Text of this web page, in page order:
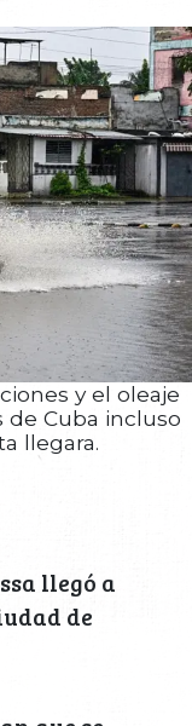
y el oleaje
de Cuba incluso
llegara.
llegó a
de